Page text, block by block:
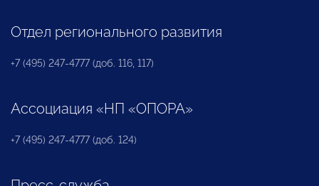
Отдел регионального развития
+7 (495) 247-4777 (доб. 116, 117)
Ассоциация «НП «ОПОРА»
+7 (495) 247-4777 (доб. 124)